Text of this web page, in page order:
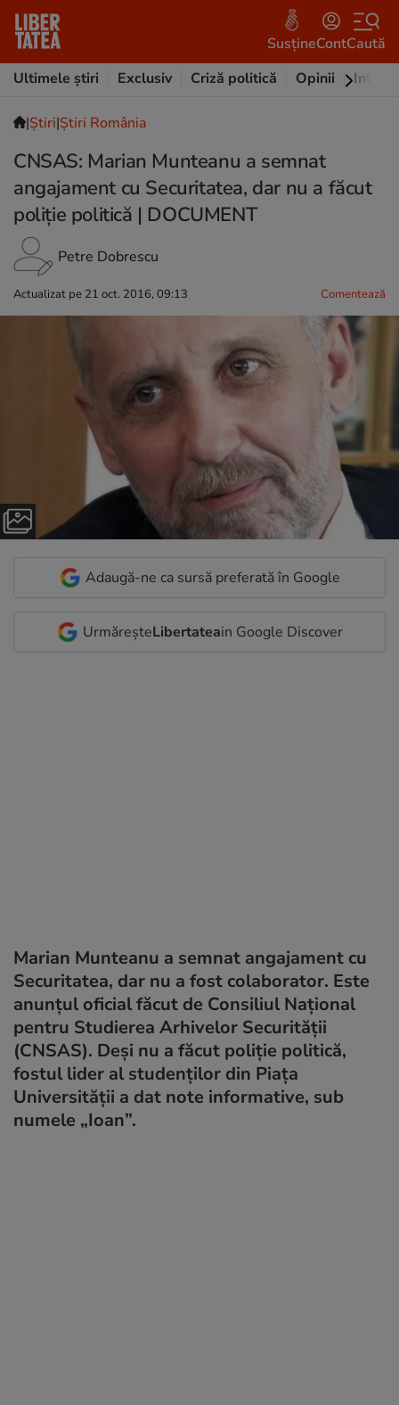
SusțineContCaută
Ultimele știri
Exclusiv Criză politică Opinii
|Ştiri|Știri România
CNSAS: Marian Munteanu a semnat
angajament cu Securitatea, dar nu a făcut
poliție politică | DOCUMENT
Petre Dobrescu
Actualizat pe 21 oct. 2016, 09:13 Comentează
Adaugă-ne ca sursă preferată în Google
UrmăreșteLibertateain Google Discover
Marian Munteanu a semnat angajament cu
Securitatea, dar nu a fost colaborator. Este
anunțul oficial făcut de Consiliul Național
pentru Studierea Arhivelor Securității
(CNSAS). Deși nu a făcut poliție politică,
fostul lider al studenților din Piața
Universității a dat note informative, sub
numele „Ioan”.